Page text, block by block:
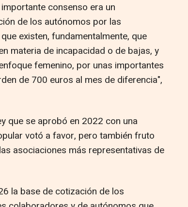
consenso era un
de los autónomos por las
existen, fundamentalmente, que
materia de incapacidad o de bajas, y
femenino, por unas importantes
de 700 euros al mes de diferencia",
que se aprobó en 2022 con una
votó a favor, pero también fruto
asociaciones más representativas de
la base de cotización de los